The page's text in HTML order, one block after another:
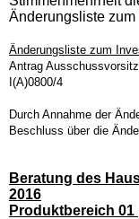
Änderungsliste
Änderungsliste zum
Antrag
I(A)0800/4
Durch Annahme der
Beschluss über die
Beratung des
2016
Produktbereich 01